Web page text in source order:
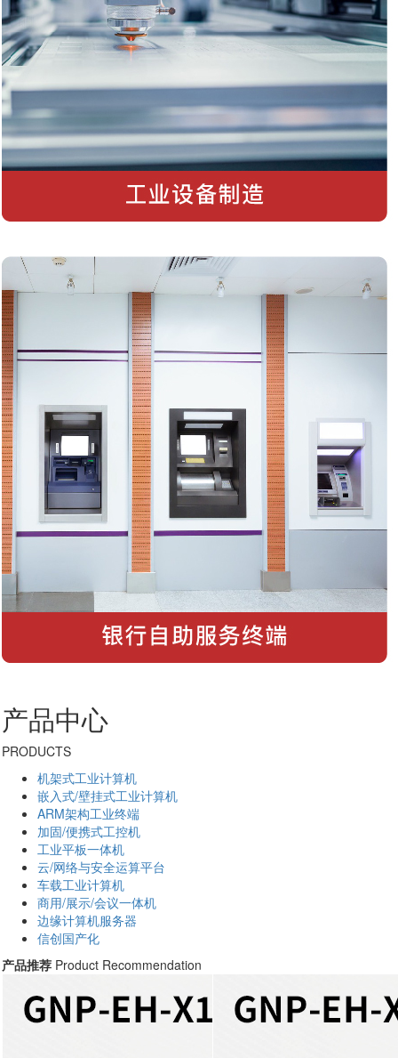
产品中心
PRODUCTS
机架式工业计算机
嵌入式/壁挂式工业计算机
ARM架构工业终端
加固/便携式工控机
工业平板一体机
云/网络与安全运算平台
车载工业计算机
商用/展示/会议一体机
边缘计算机服务器
信创国产化
产品推荐 Product Recommendation